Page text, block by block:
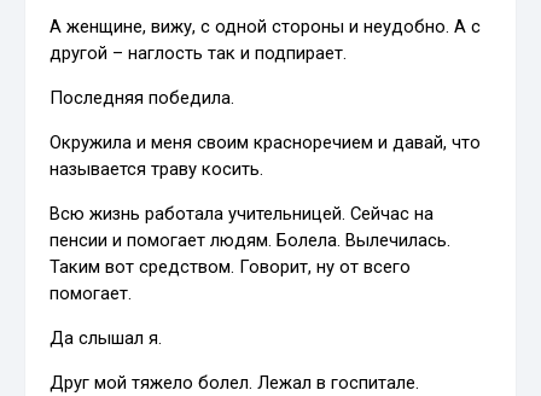
А женщине, вижу, с одной стороны и неудобно. А с
другой – наглость так и подпирает.
Последняя победила.
Окружила и меня своим красноречием и давай, что
называется траву косить.
Всю жизнь работала учительницей. Сейчас на
пенсии и помогает людям. Болела. Вылечилась.
Таким вот средством. Говорит, ну от всего
помогает.
Да слышал я.
Друг мой тяжело болел. Лежал в госпитале.